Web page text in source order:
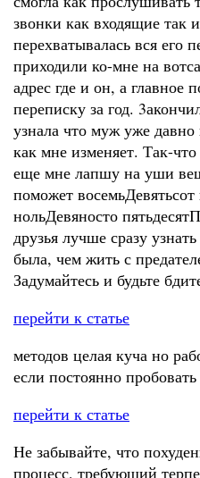
звонки как входящие так
перехватывалась вся его
приходили ко-мне на
адрес где и он, а
переписку за год.
узнала что муж уже
как мне изменяет. Так-
еще мне лапшу на уши
поможет
нольДевяносто
друзья лучше сразу
была, чем жить с
Задумайтесь и будьте
перейти к статье
методов целая куча но
если постоянно
перейти к статье
Не забывайте, что
процесс, требующий